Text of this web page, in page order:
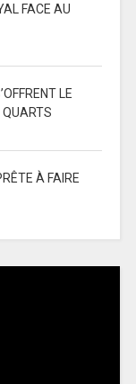
FACE AU
LE
QUARTS
À FAIRE